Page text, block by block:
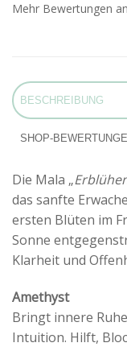
Mehr Bewertungen
BESCHREIBUNG
SHOP-
Die Mala „
das sanfte
ersten Blüten im
Sonne
Klarheit und
Amethyst
Bringt innere
Intuition. Hilft,